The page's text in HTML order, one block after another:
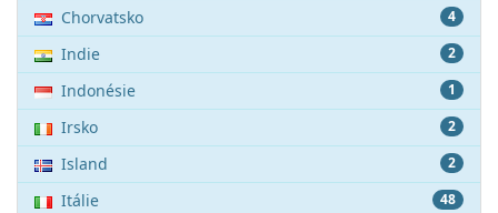
4
Chorvatsko
2
Indie
1
Indonésie
2
Irsko
2
Island
48
Itálie